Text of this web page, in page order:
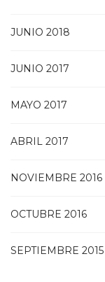
JUNIO 2018
JUNIO 2017
MAYO 2017
ABRIL 2017
NOVIEMBRE 2016
OCTUBRE 2016
SEPTIEMBRE 2015